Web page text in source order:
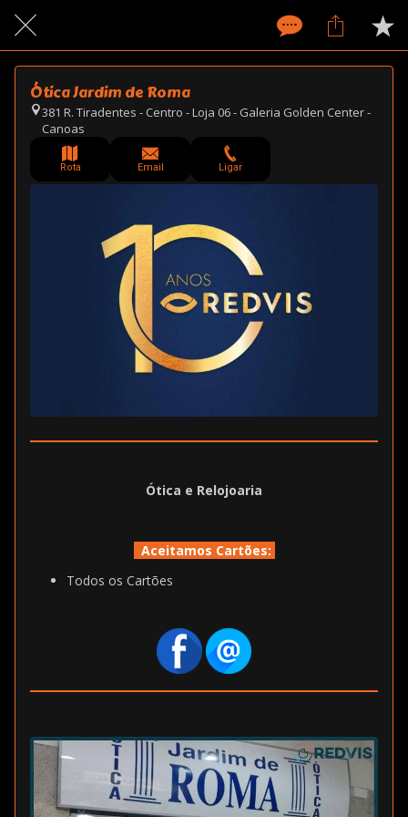
Ótica Jardim de Roma
381 R. Tiradentes - Centro - Loja 06 - Galeria Golden Center -
Canoas
Rota Email Ligar
Ótica e Relojoaria
Aceitamos Cartões:
Todos os Cartões